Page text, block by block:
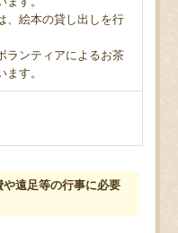
、絵本の貸し出しを行
ランティアによるお茶
す。
遠足等の行事に必要